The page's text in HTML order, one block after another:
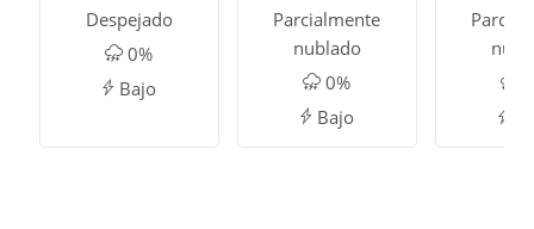
Despejado
0%
Bajo
Parcialmente
nublado
0%
Bajo